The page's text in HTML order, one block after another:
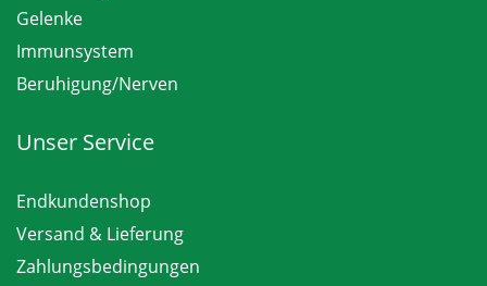
Gelenke
Immunsystem
Beruhigung/Nerven
Unser Service
Endkundenshop
Versand & Lieferung
Zahlungsbedingungen